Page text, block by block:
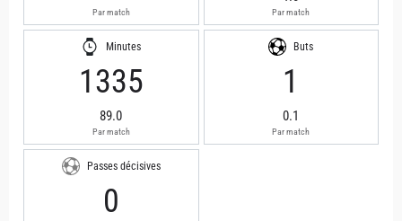
Par match Par match
Minutes
1335
89.0
Par match
Buts
1
0.1
Par match
Passes décisives
0